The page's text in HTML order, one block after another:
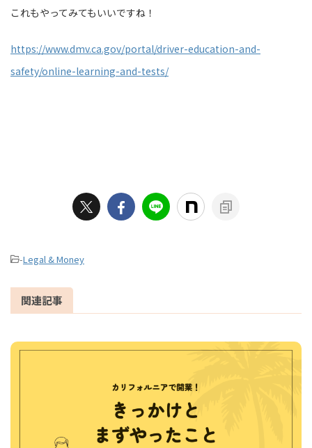
これもやってみてもいいですね！
https://www.dmv.ca.gov/portal/driver-education-and-
safety/online-learning-and-tests/
-Legal & Money
関連記事